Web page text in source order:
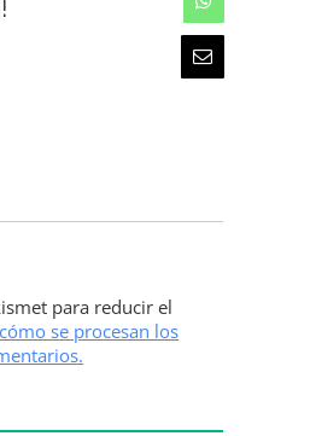
WhatsApp
Email
para reducir el
se procesan los